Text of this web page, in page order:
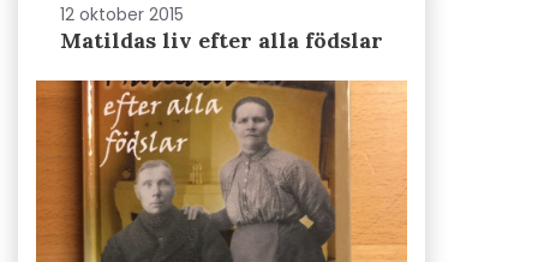
12 oktober 2015
Matildas liv efter alla födslar